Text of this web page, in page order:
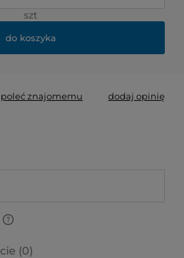
szt
do koszyka
poleć znajomemu
dodaj opinię
(0)